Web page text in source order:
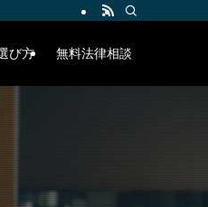
び方 無料法律相談